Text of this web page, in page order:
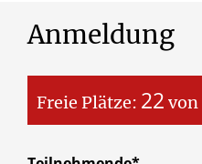
Anmeldung
Freie Plätze: 22 von